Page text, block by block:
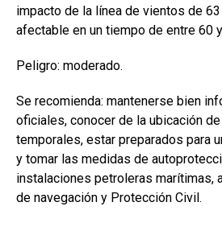
impacto de la línea de vientos de
afectable en un tiempo de entre 60
Peligro: moderado.
Se recomienda: mantenerse bien
oficiales, conocer de la ubicación
temporales, estar preparados para
y tomar las medidas de
instalaciones petroleras marítimas,
de navegación y Protección Civil.